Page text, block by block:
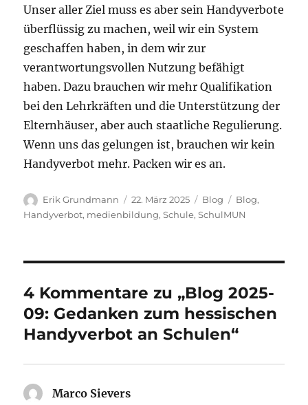
Unser aller Ziel muss es aber sein Handyverbote
überflüssig zu machen, weil wir ein System
geschaffen haben, in dem wir zur
verantwortungsvollen Nutzung befähigt
haben. Dazu brauchen wir mehr Qualifikation
bei den Lehrkräften und die Unterstützung der
Elternhäuser, aber auch staatliche Regulierung.
Wenn uns das gelungen ist, brauchen wir kein
Handyverbot mehr. Packen wir es an.
Autor
Erik Grundmann
Veröffentlicht
am
22. März 2025 Kategorien
Blog Schlagwörter
Blog,
Handyverbot, medienbildung,Schule,SchulMUN
4 Kommentare zu „Blog 2025-
09: Gedanken zum hessischen
Handyverbot an Schulen“
Marco Sievers